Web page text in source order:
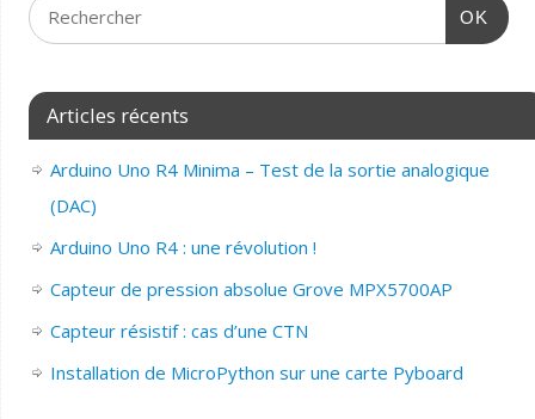
OK
Articles récents
Arduino Uno R4 Minima – Test de la sortie analogique
(DAC)
Arduino Uno R4 : une révolution !
Capteur de pression absolue Grove MPX5700AP
Capteur résistif : cas d’une CTN
Installation de MicroPython sur une carte Pyboard